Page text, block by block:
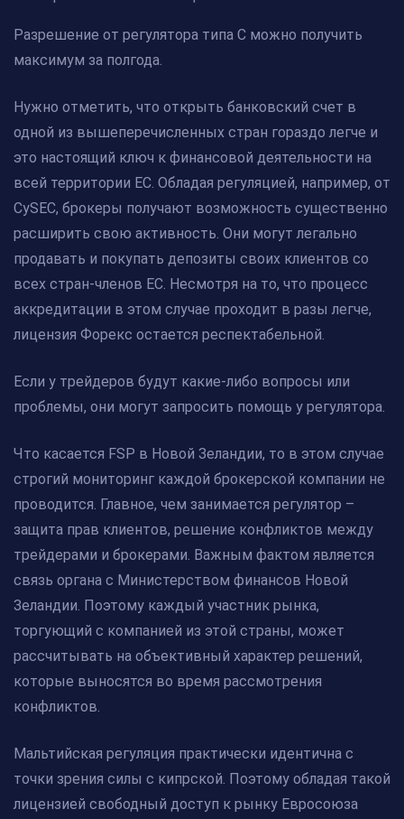
Разрешение от регулятора типа С можно получить
максимум за полгода.
Нужно отметить, что открыть банковский счет в
одной из вышеперечисленных стран гораздо легче и
это настоящий ключ к финансовой деятельности на
всей территории ЕС. Обладая регуляцией, например, от
CySEC, брокеры получают возможность существенно
расширить свою активность. Они могут легально
продавать и покупать депозиты своих клиентов со
всех стран-членов ЕС. Несмотря на то, что процесс
аккредитации в этом случае проходит в разы легче,
лицензия Форекс остается респектабельной.
Если у трейдеров будут какие-либо вопросы или
проблемы, они могут запросить помощь у регулятора.
Что касается FSP в Новой Зеландии, то в этом случае
строгий мониторинг каждой брокерской компании не
проводится. Главное, чем занимается регулятор –
защита прав клиентов, решение конфликтов между
трейдерами и брокерами. Важным фактом является
связь органа с Министерством финансов Новой
Зеландии. Поэтому каждый участник рынка,
торгующий с компанией из этой страны, может
рассчитывать на объективный характер решений,
которые выносятся во время рассмотрения
конфликтов.
Мальтийская регуляция практически идентична с
точки зрения силы с кипрской. Поэтому обладая такой
лицензией свободный доступ к рынку Евросоюза